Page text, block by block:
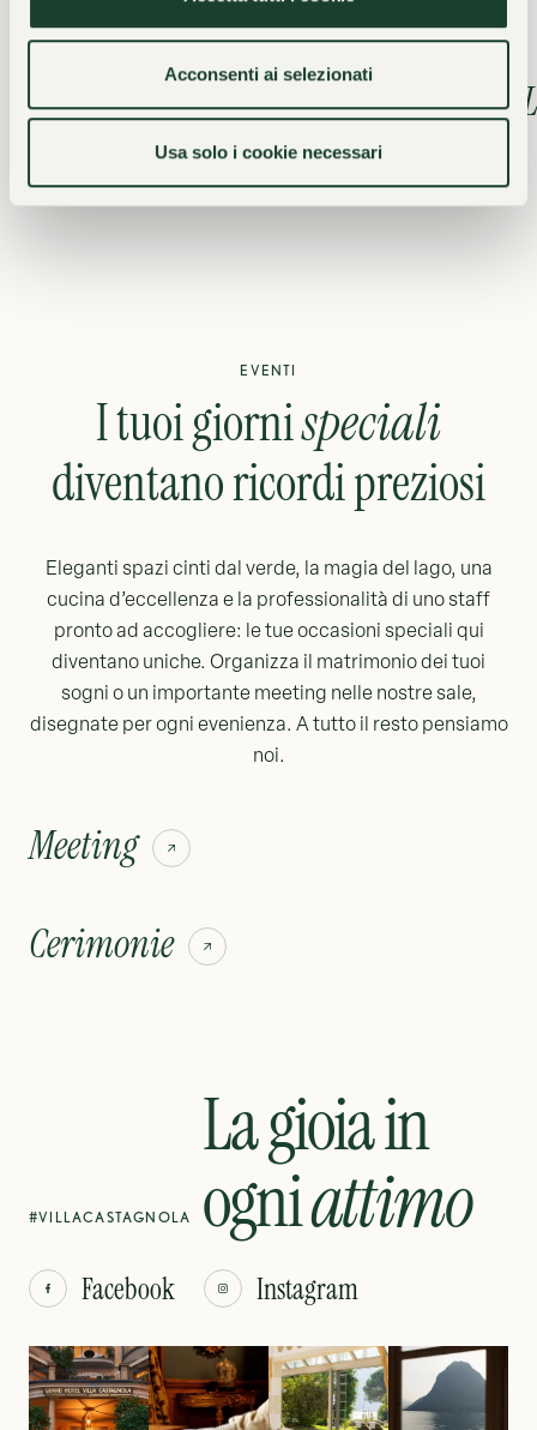
Acconsenti ai selezionati
Usa solo i cookie necessari
Wellness & Beauty
EVENTI
I tuoi giornispeciali
diventano ricordi preziosi
Eleganti spazi cinti dal verde, la magia del lago, una
cucina d’eccellenza e la professionalità di uno staff
pronto ad accogliere: le tue occasioni speciali qui
diventano uniche. Organizza il matrimonio dei tuoi
sogni o un importante meeting nelle nostre sale,
disegnate per ogni evenienza. A tutto il resto pensiamo
noi.
Meeting
Cerimonie
La gioia in
ogniattimo
Facebook Instagram
#VILLACASTAGNOLA